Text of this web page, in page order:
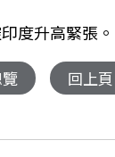
度升高緊張。
回上頁